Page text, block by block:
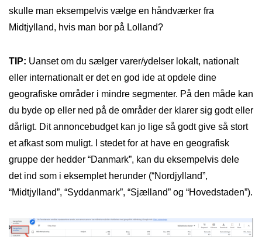
skulle man eksempelvis vælge en håndværker fra
Midtjylland, hvis man bor på Lolland?
TIP: Uanset om du sælger varer/ydelser lokalt, nationalt
eller internationalt er det en god ide at opdele dine
geografiske områder i mindre segmenter. På den måde kan
du byde op eller ned på de områder der klarer sig godt eller
dårligt. Dit annoncebudget kan jo lige så godt give så stort
et afkast som muligt. I stedet for at have en geografisk
gruppe der hedder “Danmark”, kan du eksempelvis dele
det ind som i eksemplet herunder (“Nordjylland”,
“Midtjylland”, “Syddanmark”, “Sjælland” og “Hovedstaden”).